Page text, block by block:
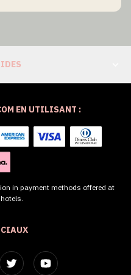
EN UTILISANT :
in payment methods offered at